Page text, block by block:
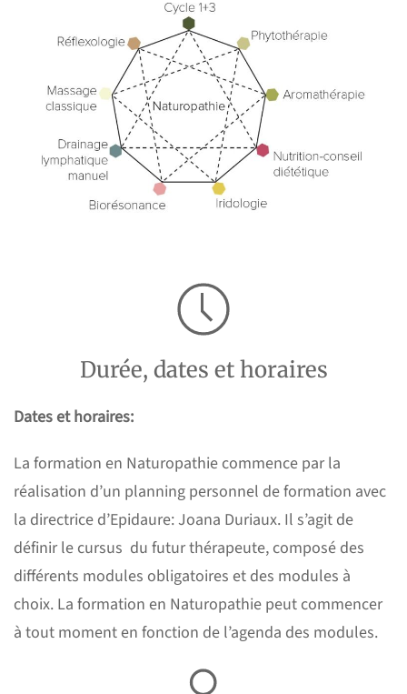
Durée, dates et horaires
Dates et horaires:
La formation en Naturopathie commence par la
réalisation d’un planning personnel de formation avec
la directrice d’Epidaure: Joana Duriaux. Il s’agit de
définir le cursus du futur thérapeute, composé des
différents modules obligatoires et des modules à
choix. La formation en Naturopathie peut commencer
à tout moment en fonction de l’agenda des modules.